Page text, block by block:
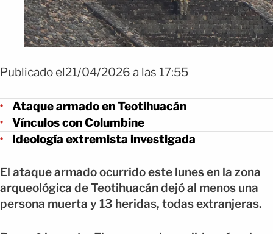
Publicado el21/04/2026 a las 17:55
Ataque armado en Teotihuacán
Vínculos con Columbine
Ideología extremista investigada
El ataque armado ocurrido este lunes en la zona
arqueológica de Teotihuacán dejó al menos una
persona muerta y 13 heridas, todas extranjeras.